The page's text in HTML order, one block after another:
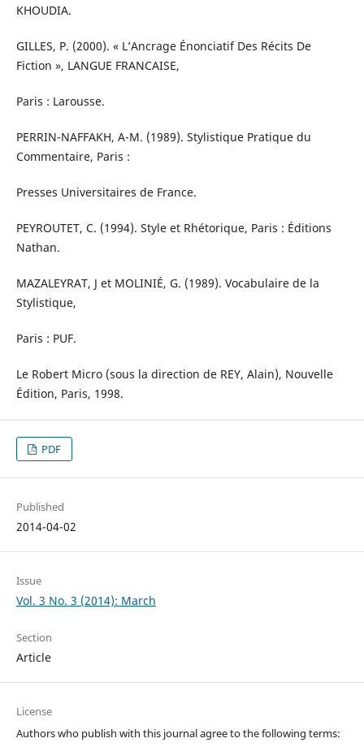
KHOUDIA.
GILLES, P. (2000). « L’Ancrage Énonciatif Des Récits De
Fiction », LANGUE FRANCAISE,
Paris : Larousse.
PERRIN-NAFFAKH, A-M. (1989). Stylistique Pratique du
Commentaire, Paris :
Presses Universitaires de France.
PEYROUTET, C. (1994). Style et Rhétorique, Paris : Éditions
Nathan.
MAZALEYRAT, J et MOLINIÉ, G. (1989). Vocabulaire de la
Stylistique,
Paris : PUF.
Le Robert Micro (sous la direction de REY, Alain), Nouvelle
Édition, Paris, 1998.
PDF
Published
2014-04-02
Issue
Vol. 3 No. 3 (2014): March
Section
Article
License
Authors who publish with this journal agree to the following terms: